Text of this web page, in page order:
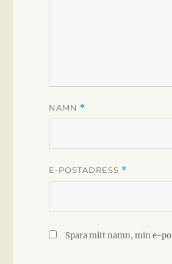
NAMN *
E-POSTADRESS *
Spara mitt namn, min e-